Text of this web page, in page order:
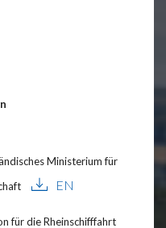
Ministerium für
EN
für die Rheinschifffahrt